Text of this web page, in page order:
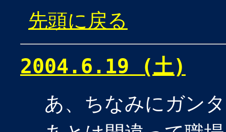
先頭に戻る
2004.6.19 (土)
あ、ちなみにガン